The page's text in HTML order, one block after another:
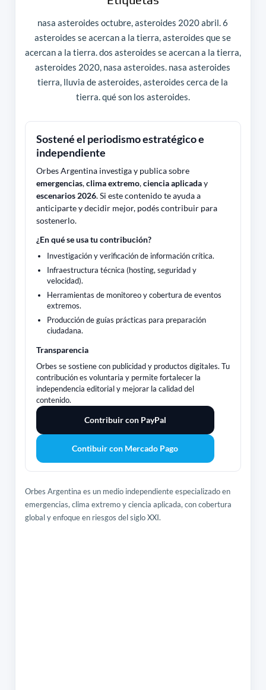
nasa asteroides octubre, asteroides 2020 abril. 6
asteroides se acercan a la tierra, asteroides que se
acercan a la tierra. dos asteroides se acercan a la tierra,
asteroides 2020, nasa asteroides. nasa asteroides
tierra, lluvia de asteroides, asteroides cerca de la
tierra. qué son los asteroides.
Sostené el periodismo estratégico e
independiente
Orbes Argentina investiga y publica sobre
emergencias,clima extremo,ciencia aplicaday
escenarios 2026. Si este contenido te ayuda a
anticiparte y decidir mejor, podés contribuir para
sostenerlo.
¿En qué se usa tu contribución?
Investigación y verificación de información crítica.
Infraestructura técnica (hosting, seguridad y
velocidad).
Herramientas de monitoreo y cobertura de eventos
extremos.
Producción de guías prácticas para preparación
ciudadana.
Transparencia
Orbes se sostiene con publicidad y productos digitales. Tu
contribución es voluntaria y permite fortalecer la
independencia editorial y mejorar la calidad del
contenido.
Contribuir con PayPal
Contibuir con Mercado Pago
Orbes Argentina es un medio independiente especializado en
emergencias, clima extremo y ciencia aplicada, con cobertura
global y enfoque en riesgos del siglo XXI.